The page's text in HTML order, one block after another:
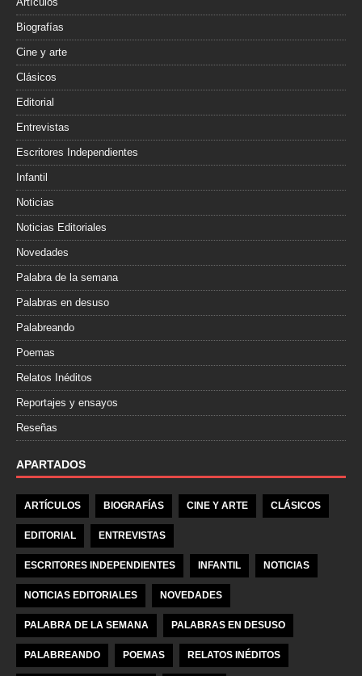
Biografías
Cine y arte
Clásicos
Editorial
Entrevistas
Escritores Independientes
Infantil
Noticias
Noticias Editoriales
Novedades
Palabra de la semana
Palabras en desuso
Palabreando
Poemas
Relatos Inéditos
Reportajes y ensayos
Reseñas
APARTADOS
ARTÍCULOS BIOGRAFÍAS CINE Y ARTE CLÁSICOS
EDITORIAL ENTREVISTAS
ESCRITORES INDEPENDIENTES INFANTIL NOTICIAS
NOTICIAS EDITORIALES NOVEDADES
PALABRA DE LA SEMANA PALABRAS EN DESUSO
PALABREANDO POEMAS RELATOS INÉDITOS